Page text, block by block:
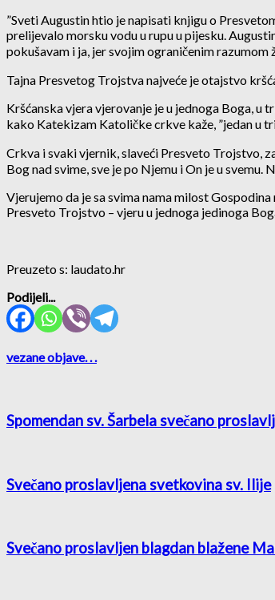
”Sveti Augustin htio je napisati knjigu o
prelijevalo morsku vodu u rupu u pijesku.
pokušavam i ja, jer svojim ograničenim razumom
Tajna Presvetog Trojstva najveće je otajstvo
Kršćanska vjera vjerovanje je u jednoga Boga,
kako Katekizam Katoličke crkve kaže, ”jedan u
Crkva i svaki vjernik, slaveći Presveto Trojstvo,
Bog nad svime, sve je po Njemu i On je u svemu.
Vjerujemo da je sa svima nama milost
Presveto Trojstvo – vjeru u jednoga jedinoga
Preuzeto s: laudato.hr
Podijeli...
vezane objave. . .
Spomendan sv. Šarbela svečano
Svečano proslavljena svetkovina sv. Ilije
Svečano proslavljen blagdan blažene